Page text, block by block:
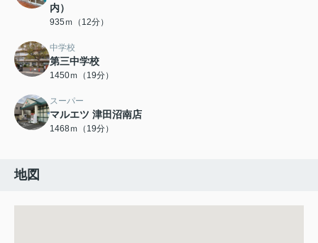
内）
935ｍ（12分）
中学校
第三中学校
1450ｍ（19分）
スーパー
マルエツ 津田沼南店
1468ｍ（19分）
地図